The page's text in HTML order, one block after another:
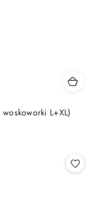
woskoworki L+XL)